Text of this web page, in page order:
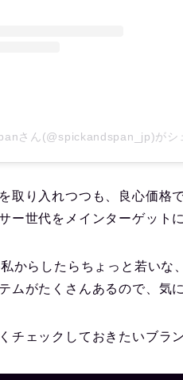
さん(@spickandspan_jp)がシ
を取り入れつつも、良心価
ー世代をメインターゲット
からしたらちょっと若いな
ムがたくさんあるので、気
チェックしておきたいブラ